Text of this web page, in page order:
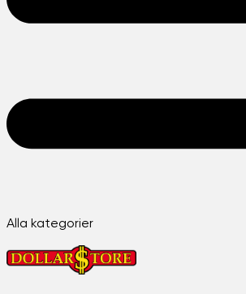
Alla kategorier